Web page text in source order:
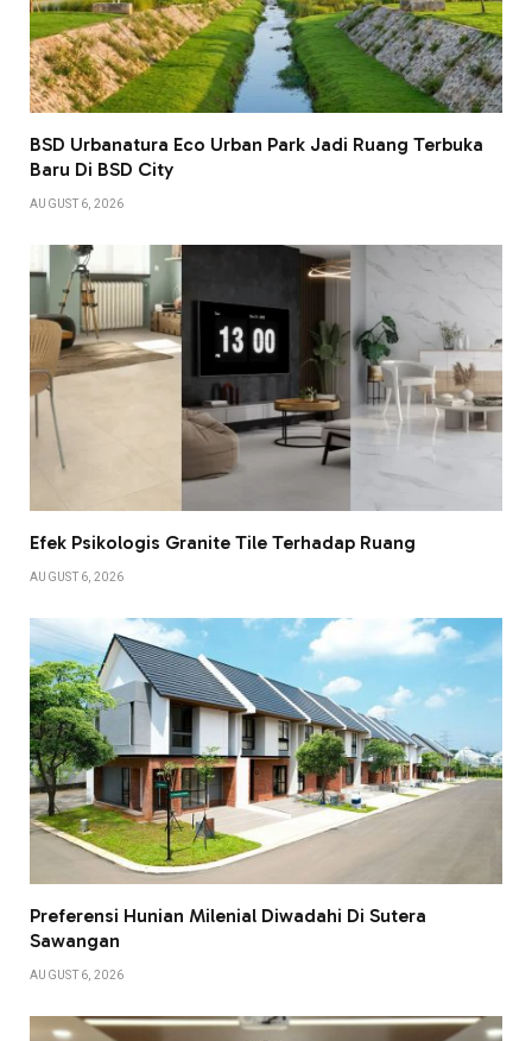
BSD Urbanatura Eco Urban Park Jadi Ruang Terbuka
Baru Di BSD City
AUGUST 6, 2026
Efek Psikologis Granite Tile Terhadap Ruang
AUGUST 6, 2026
Preferensi Hunian Milenial Diwadahi Di Sutera
Sawangan
AUGUST 6, 2026